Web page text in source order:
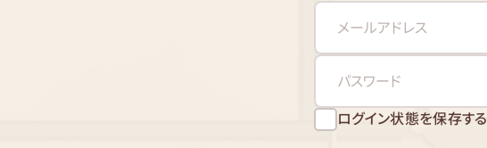
ログイン状態を保存する